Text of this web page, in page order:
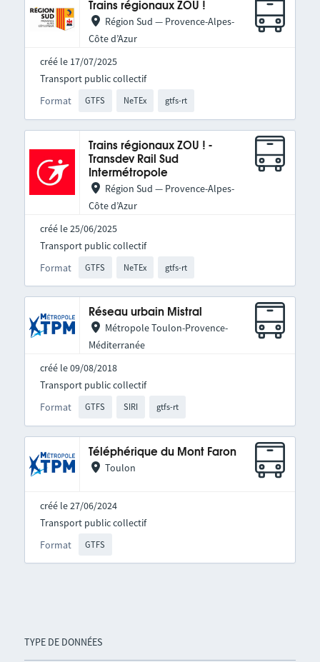
TYPE DE DONNÉES
Trains régionaux ZOU !
Région Sud — Provence-Alpes-
Côte d’Azur
créé le 17/07/2025
Format GTFS NeTEx gtfs-rt
Transport public collectif
Trains régionaux ZOU ! -
Transdev Rail Sud
Intermétropole
Région Sud — Provence-Alpes-
Côte d’Azur
créé le 25/06/2025
Format GTFS NeTEx gtfs-rt
Transport public collectif
Réseau urbain Mistral
Métropole Toulon-Provence-
Méditerranée
créé le 09/08/2018
Format GTFS SIRI gtfs-rt
Transport public collectif
Téléphérique du Mont Faron
Toulon
créé le 27/06/2024
Format GTFS
Transport public collectif